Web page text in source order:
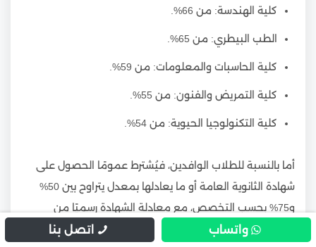
كلية الهندسة: من 66%.
الطب البيطري: من 65%.
كلية الحاسبات والمعلومات: من 59%.
كلية التمريض والفنون: من 55%.
كلية التكنولوجيا الحيوية: من 54%.
أما بالنسبة للطلاب الوافدين، فيُشترط عمومًا الحصول على
شهادة الثانوية العامة أو ما يعادلها بمعدل يتراوح بين 50%
و75% بحسب التخصص، مع معادلة الشهادة رسميًا من
المجلس الأعلى للجامعات. وتقبل الجامعة الشهادات الدولية
واتساب اتصل بنا